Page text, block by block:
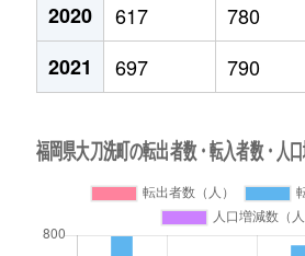
2020
617 780
2021
697 790